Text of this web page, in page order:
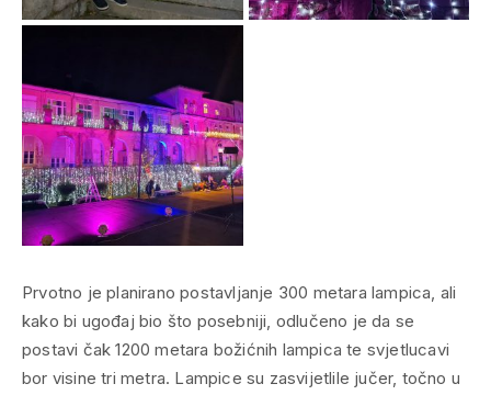
Prvotno je planirano postavljanje 300 metara lampica, ali
kako bi ugođaj bio što posebniji, odlučeno je da se
postavi čak 1200 metara božićnih lampica te svjetlucavi
bor visine tri metra. Lampice su zasvijetlile jučer, točno u